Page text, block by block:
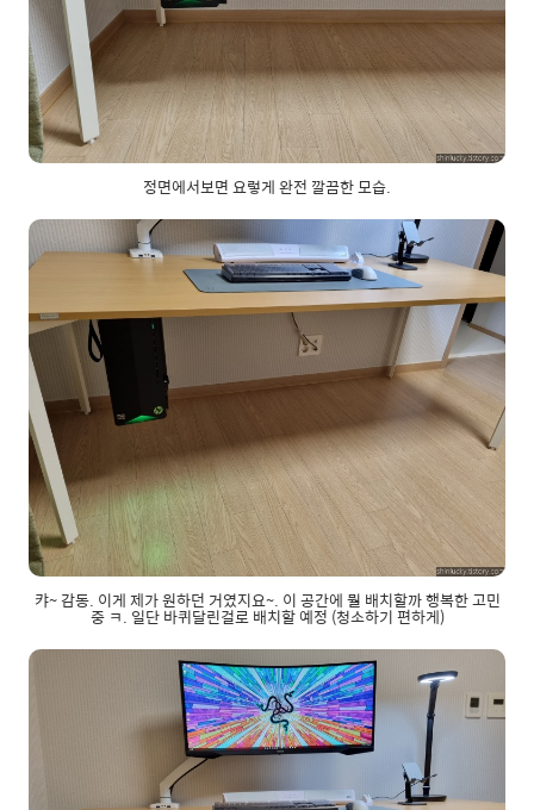
정면에서보면 요렇게 완전 깔끔한 모습.
캬~ 감동. 이게 제가 원하던 거였지요~. 이 공간에 뭘 배치할까 행복한 고민
중 ㅋ. 일단 바퀴달린걸로 배치할 예정 (청소하기 편하게)